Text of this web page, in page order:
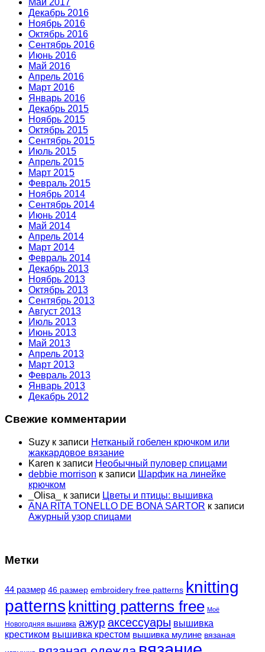
Декабрь 2016
Ноябрь 2016
Октябрь 2016
Сентябрь 2016
Июнь 2016
Май 2016
Апрель 2016
Март 2016
Январь 2016
Декабрь 2015
Ноябрь 2015
Октябрь 2015
Сентябрь 2015
Июль 2015
Апрель 2015
Март 2015
Февраль 2015
Ноябрь 2014
Сентябрь 2014
Июнь 2014
Май 2014
Апрель 2014
Март 2014
Февраль 2014
Декабрь 2013
Ноябрь 2013
Октябрь 2013
Сентябрь 2013
Август 2013
Июль 2013
Июнь 2013
Май 2013
Апрель 2013
Март 2013
Февраль 2013
Январь 2013
Декабрь 2012
Свежие комментарии
Suzy к записи Нетканый гобелен крючком или
жаккардовое вязание
Karen к записи Необычный пуловер спицами
debbie morrison к записи Шарфик на линейке
крючком
_Olisa_
к записи Цветы и птицы: вышивка
ANA RITA TONELLO DE BONA SARTOR к записи
Ажурный узор спицами
Метки
44 размер 46 размер embroidery free patterns knitting
patterns knitting patterns free Моё
Новогодняя вышивка ажур аксессуары вышивка
крестиком вышивка крестом вышивка мулине вязаная